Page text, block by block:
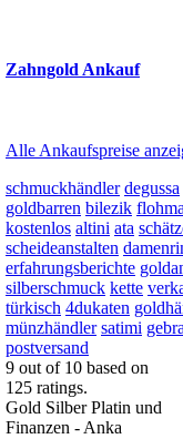
Zahngold Ankauf
Alle Ankaufspreise
schmuckhändler degussa
goldbarren bilezik
kostenlos altini ata
scheideanstalten
erfahrungsberichte
silberschmuck kette
türkisch 4dukaten
münzhändler satimi
postversand
9 out of 10 based on
125 ratings.
Gold Silber Platin und
Finanzen - Anka